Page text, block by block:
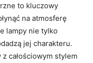
to kluczowy
na atmosferę
lampy nie tylko
jej charakteru.
całościowym stylem